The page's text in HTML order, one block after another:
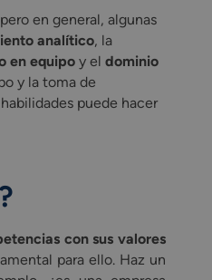
en general, algunas
analítico, la
en equipoy el dominio
y la toma de
puede hacer
con sus valores
para ello. Haz un